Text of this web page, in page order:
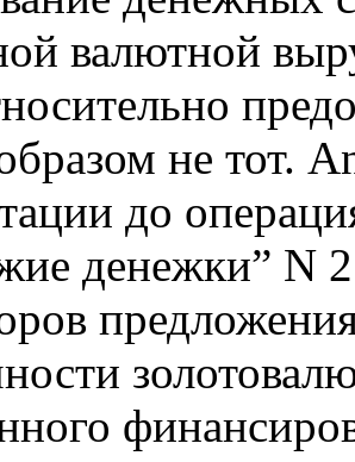
валютной
не тот.
до
денежки” N